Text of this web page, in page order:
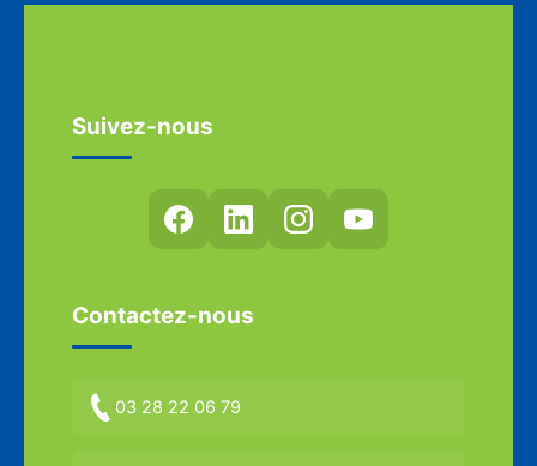
Suivez-nous
Contactez-nous
03 28 22 06 79